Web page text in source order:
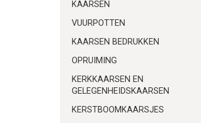
KAARSEN
VUURPOTTEN
KAARSEN BEDRUKKEN
OPRUIMING
KERKKAARSEN EN
GELEGENHEIDSKAARSEN
KERSTBOOMKAARSJES